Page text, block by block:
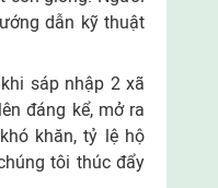
dẫn kỹ thuật
sáp nhập 2 xã
đáng kể, mở ra
khăn, tỷ lệ hộ
tôi thúc đẩy